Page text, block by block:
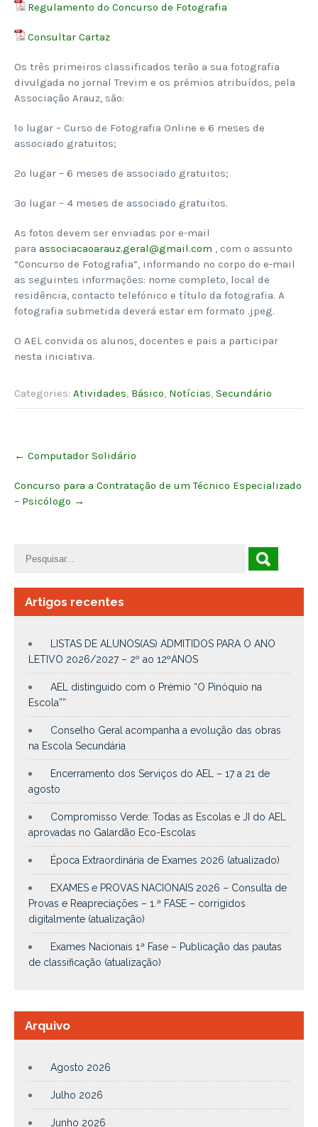
Regulamento do Concurso de Fotografia
Consultar Cartaz
Os três primeiros classificados terão a sua fotografia
divulgada no jornal Trevim e os prémios atribuídos, pela
Associação Arauz, são:
1º lugar – Curso de Fotografia Online e 6 meses de
associado gratuitos;
2º lugar – 6 meses de associado gratuitos;
3º lugar – 4 meses de associado gratuitos.
As fotos devem ser enviadas por e-mail
para associacaoarauz.geral@gmail.com , com o assunto
“Concurso de Fotografia”, informando no corpo do e-mail
as seguintes informações: nome completo, local de
residência, contacto telefónico e título da fotografia. A
fotografia submetida deverá estar em formato .jpeg.
O AEL convida os alunos, docentes e pais a participar
nesta iniciativa.
Categories: Atividades, Básico, Notícias, Secundário
navigation
← Computador Solidário
Concurso para a Contratação de um Técnico Especializado
– Psicólogo →
Artigos recentes
LISTAS DE ALUNOS(AS) ADMITIDOS PARA O ANO
LETIVO 2026/2027 – 2º ao 12ºANOS
AEL distinguido com o Prémio “O Pinóquio na
Escola””
Conselho Geral acompanha a evolução das obras
na Escola Secundária
Encerramento dos Serviços do AEL – 17 a 21 de
agosto
Compromisso Verde: Todas as Escolas e JI do AEL
aprovadas no Galardão Eco-Escolas
Época Extraordinária de Exames 2026 (atualizado)
EXAMES e PROVAS NACIONAIS 2026 – Consulta de
Provas e Reapreciações – 1.ª FASE – corrigidos
digitalmente (atualização)
Exames Nacionais 1ª Fase – Publicação das pautas
de classificação (atualização)
Arquivo
Agosto 2026
Julho 2026
Junho 2026